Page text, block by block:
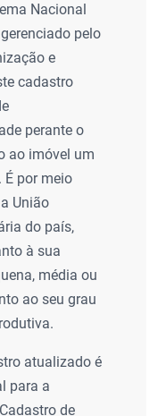
Nacional
pelo
e
cadastro
perante o
ao imóvel um
por meio
União
do país,
à sua
média ou
ao seu grau
atualizado é
para a
de